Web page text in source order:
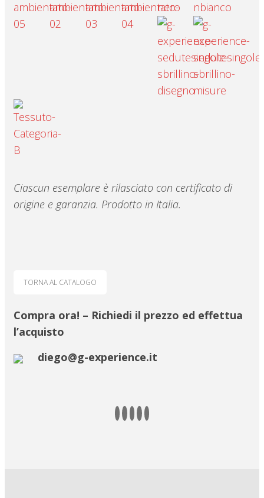
Ciascun esemplare è rilasciato con certificato di
origine e garanzia. Prodotto in Italia.
TORNA AL CATALOGO
Compra ora! – Richiedi il prezzo ed effettua
l’acquisto
diego@g-experience.it